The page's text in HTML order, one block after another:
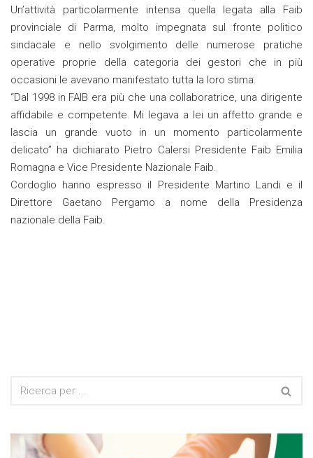
Un’attività particolarmente intensa quella legata alla Faib
provinciale di Parma, molto impegnata sul fronte politico
sindacale e nello svolgimento delle numerose pratiche
operative proprie della categoria dei gestori che in più
occasioni le avevano manifestato tutta la loro stima.
“Dal 1998 in FAIB era più che una collaboratrice, una dirigente
affidabile e competente. Mi legava a lei un affetto grande e
lascia un grande vuoto in un momento particolarmente
delicato” ha dichiarato Pietro Calersi Presidente Faib Emilia
Romagna e Vice Presidente Nazionale Faib.
Cordoglio hanno espresso il Presidente Martino Landi e il
Direttore Gaetano Pergamo a nome della Presidenza
nazionale della Faib.